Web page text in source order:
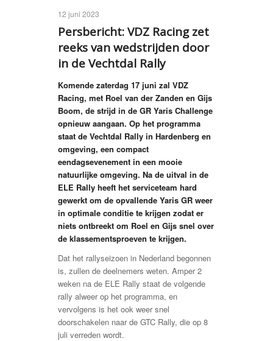
12 juni 2023
Persbericht: VDZ Racing zet
reeks van wedstrijden door
in de Vechtdal Rally
Komende zaterdag 17 juni zal VDZ
Racing, met Roel van der Zanden en Gijs
Boom, de strijd in de GR Yaris Challenge
opnieuw aangaan. Op het programma
staat de Vechtdal Rally in Hardenberg en
omgeving, een compact
eendagsevenement in een mooie
natuurlijke omgeving. Na de uitval in de
ELE Rally heeft het serviceteam hard
gewerkt om de opvallende Yaris GR weer
in optimale conditie te krijgen zodat er
niets ontbreekt om Roel en Gijs snel over
de klassementsproeven te krijgen.
Dat het rallyseizoen in Nederland begonnen
is, zullen de deelnemers weten. Amper 2
weken na de ELE Rally staat de volgende
rally alweer op het programma, en
vervolgens is het ook weer snel
doorschakelen naar de GTC Rally, die op 8
juli verreden wordt.